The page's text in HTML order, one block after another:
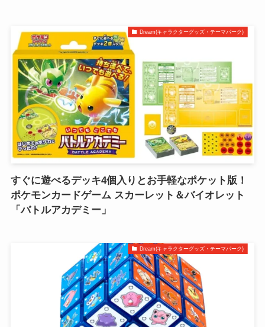
Dream(キャラクターグッズ・テーマパーク)
すぐに遊べるデッキ4個入りとお手軽なポケット版！
ポケモンカードゲーム スカーレット＆バイオレット
「バトルアカデミー」
Dream(キャラクターグッズ・テーマパーク)